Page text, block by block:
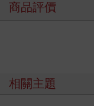
全書以「日常好湯（
收錄辛奇湯、大醬湯
商品評價
相關主題